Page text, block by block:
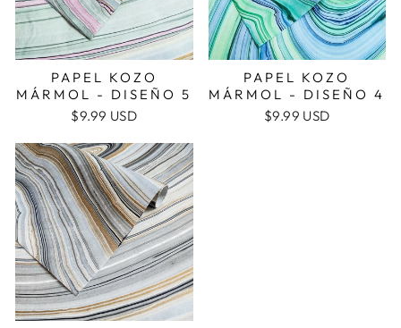
PAPEL KOZO
MÁRMOL - DISEÑO 5
$9.99 USD
PAPEL KOZO
MÁRMOL - DISEÑO 4
$9.99 USD